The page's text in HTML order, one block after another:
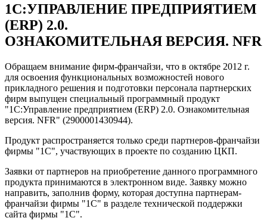
1С:УПРАВЛЕНИЕ ПРЕДПРИЯТИЕМ
(ERP) 2.0.
ОЗНАКОМИТЕЛЬНАЯ ВЕРСИЯ. NFR
Обращаем внимание фирм-франчайзи, что в октябре 2012 г.
для освоения функциональных возможностей нового
прикладного решения и подготовки персонала партнерских
фирм выпущен специальный программный продукт
"1С:Управление предприятием (ERP) 2.0. Ознакомительная
версия. NFR" (2900001430944).
Продукт распространяется только среди партнеров-франчайзи
фирмы "1С", участвующих в проекте по созданию ЦКП.
Заявки от партнеров на приобретение данного программного
продукта принимаются в электронном виде. Заявку можно
направить, заполнив форму, которая доступна партнерам-
франчайзи фирмы "1С" в разделе технической поддержки
сайта фирмы "1С".